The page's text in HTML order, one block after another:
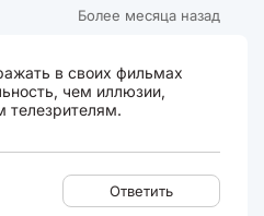
Более месяца назад
в своих фильмах
чем иллюзии,
телезрителям.
Ответить